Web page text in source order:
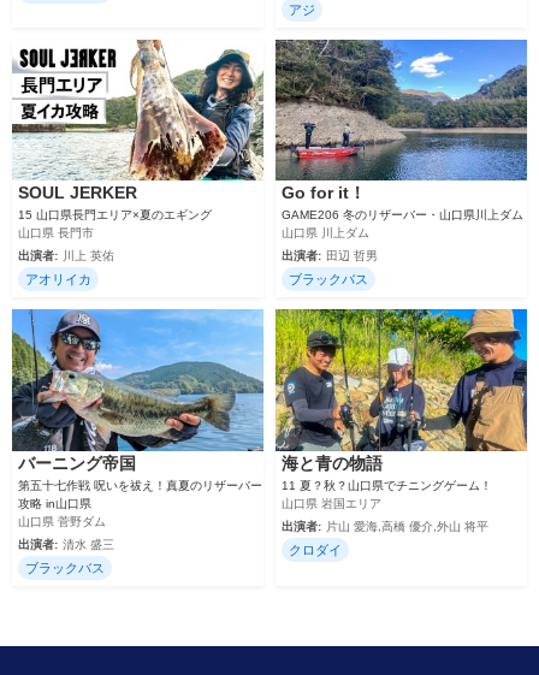
アジ
SOUL JERKER
15 山口県長門エリア×夏のエギング
山口県 長門市
出演者: 川上 英佑
アオリイカ
Go for it！
GAME206 冬のリザーバー・山口県川上ダム
山口県 川上ダム
出演者: 田辺 哲男
ブラックバス
バーニング帝国
第五十七作戦 呪いを祓え！真夏のリザーバー
攻略 in山口県
山口県 菅野ダム
出演者: 清水 盛三
ブラックバス
海と青の物語
11 夏？秋？山口県でチニングゲーム！
山口県 岩国エリア
出演者:
片山 愛海,高橋 優介,外山 将平
クロダイ